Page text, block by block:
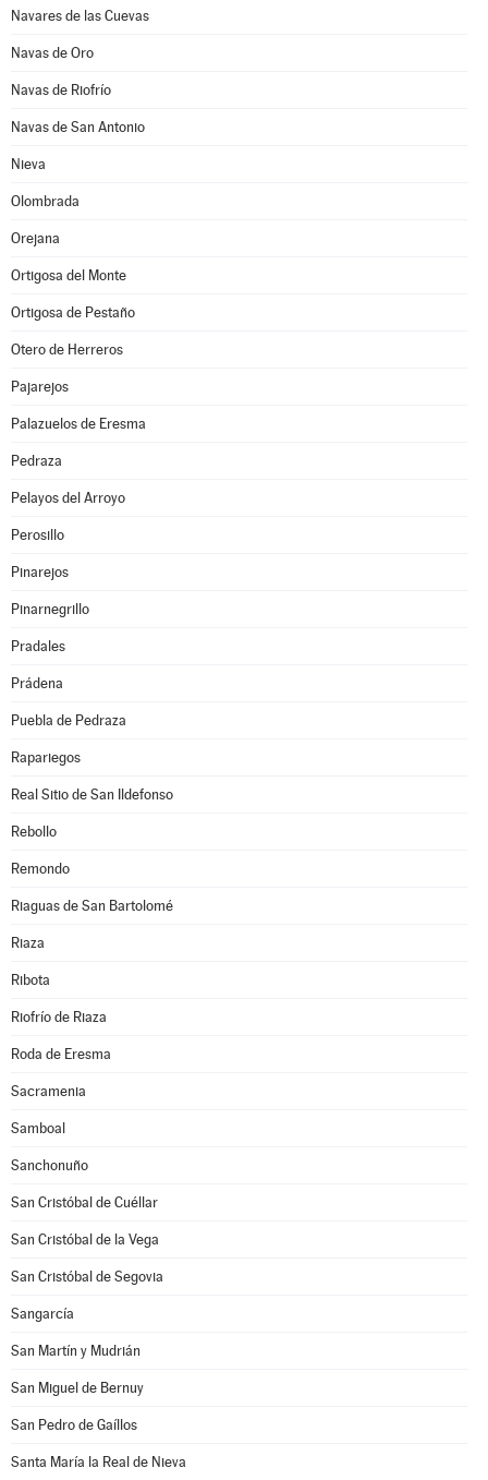
Navares de las Cuevas
Navas de Oro
Navas de Riofrío
Navas de San Antonio
Nieva
Olombrada
Orejana
Ortigosa del Monte
Ortigosa de Pestaño
Otero de Herreros
Pajarejos
Palazuelos de Eresma
Pedraza
Pelayos del Arroyo
Perosillo
Pinarejos
Pinarnegrillo
Pradales
Prádena
Puebla de Pedraza
Rapariegos
Real Sitio de San Ildefonso
Rebollo
Remondo
Riaguas de San Bartolomé
Riaza
Ribota
Riofrío de Riaza
Roda de Eresma
Sacramenia
Samboal
Sanchonuño
San Cristóbal de Cuéllar
San Cristóbal de la Vega
San Cristóbal de Segovia
Sangarcía
San Martín y Mudrián
San Miguel de Bernuy
San Pedro de Gaíllos
Santa María la Real de Nieva